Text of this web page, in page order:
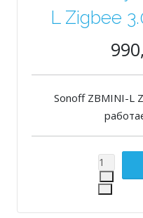
L Zigbee
Sonoff ZBMINI-L